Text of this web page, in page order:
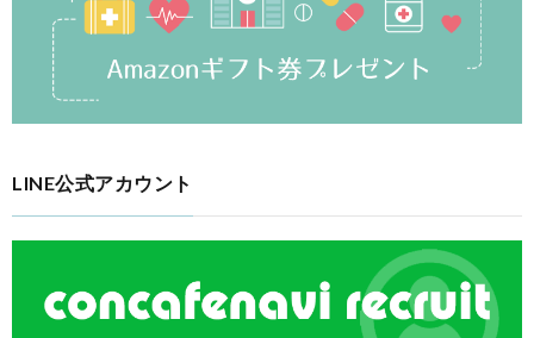
LINE公式アカウント